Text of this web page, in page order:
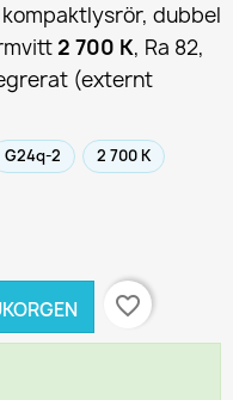
kompaktlysrör, dubbel
2 700 K, Ra 82,
(externt
G24q-2
2 700 K
favorite_border